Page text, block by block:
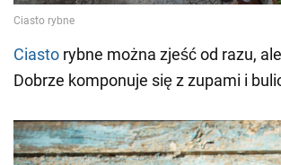
Ciasto rybne można zjeść od razu,
Dobrze komponuje się z zupami i